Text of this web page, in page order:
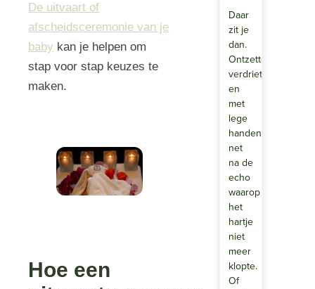
De uitvaart of
afscheidsceremonie van je
baby kan je helpen om
stap voor stap keuzes te
maken.
Hoe een
Daar
zit je
dan.
Ontzettend
verdrietig
en
met
lege
handen..Misschien
net
na de
echo
waarop
het
hartje
niet
meer
klopte.
Of